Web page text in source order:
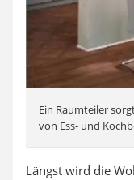
Ein Raumteiler
von Ess- und
Längst wird die